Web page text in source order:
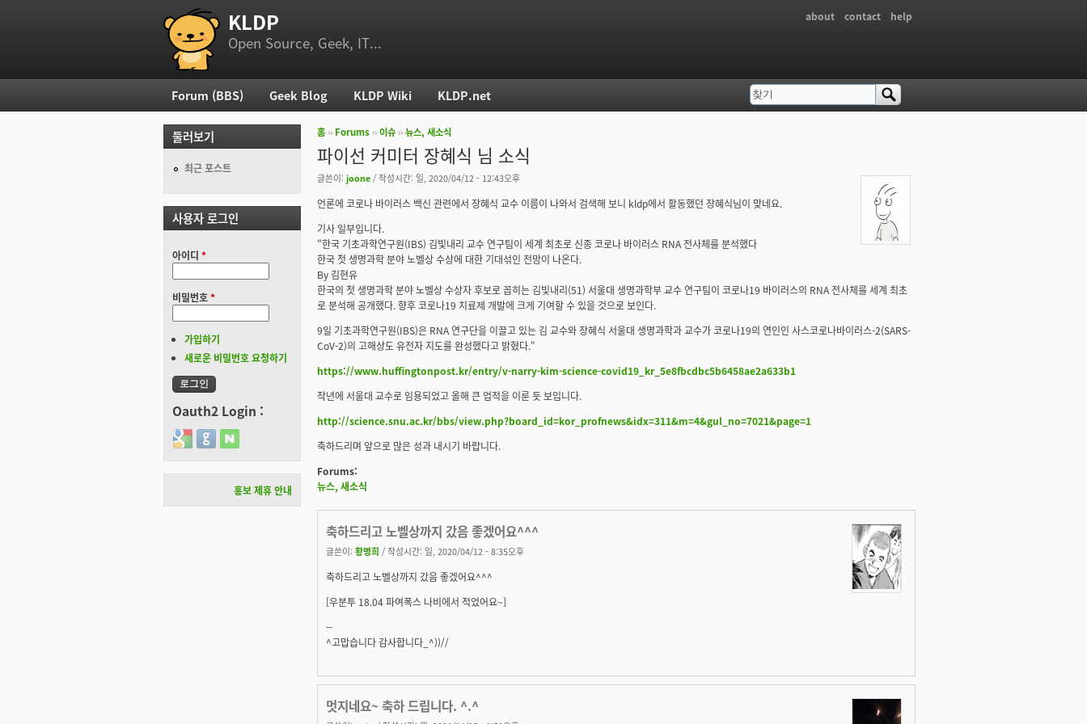
부 메뉴
about contact help
KLDP
Open Source, Geek, IT...
현재 위치
홈 ›› Forums ››이슈 ››뉴스, 새소식
파이선 커미터 장혜식 님 소식
글쓴이: joone / 작성시간: 일, 2020/04/12 - 12:43오후
언론에 코로나 바이러스 백신 관련에서 장혜식 교수 이름이 나와서 검색해 보니 kldp에서 활동했던 장혜식님이 맞네요.
기사 일부입니다.
"한국 기초과학연구원(IBS) 김빛내리 교수 연구팀이 세계 최초로 신종 코로나 바이러스 RNA 전사체를 분석했다
한국 첫 생명과학 분야 노벨상 수상에 대한 기대섞인 전망이 나온다.
By 김현유
한국의 첫 생명과학 분야 노벨상 수상자 후보로 꼽히는 김빛내리(51) 서울대 생명과학부 교수 연구팀이 코로나19 바이러스의 RNA 전사체를 세계 최초
로 분석해 공개했다. 향후 코로나19 치료제 개발에 크게 기여할 수 있을 것으로 보인다.
9일 기초과학연구원(IBS)은 RNA 연구단을 이끌고 있는 김 교수와 장혜식 서울대 생명과학과 교수가 코로나19의 연인인 사스코로나바이러스-2(SARS-
CoV-2)의 고해상도 유전자 지도를 완성했다고 밝혔다."
https://www.huffingtonpost.kr/entry/v-narry-kim-science-covid19_kr_5e8fbcdbc5b6458ae2a633b1
작년에 서울대 교수로 임용되었고 올해 큰 업적을 이룬 듯 보입니다.
http://science.snu.ac.kr/bbs/view.php?board_id=kor_profnews&idx=311&m=4&gul_no=7021&page=1
축하드리며 앞으로 많은 성과 내시기 바랍니다.
Forums:
뉴스, 새소식
축하드리고 노벨상까지 갔음 좋겠어요^^^
글쓴이: 황병희 / 작성시간: 일, 2020/04/12 - 8:35오후
축하드리고 노벨상까지 갔음 좋겠어요^^^
[우분투 18.04 파여폭스 나비에서 적었어요~]
--
^고맙습니다 감사합니다_^))//
멋지네요~ 축하 드립니다. ^.^
주 메뉴
Forum (BBS) Geek Blog KLDP Wiki KLDP.net 검색 폼
찾기
둘러보기
최근 포스트
사용자 로그인
아이디 *
비밀번호*
가입하기
새로운 비밀번호 요청하기
Oauth2 Login :
Login with Google
Login with GitHub
Login with Naver
홍보 제휴 안내